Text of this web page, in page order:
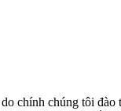
chính chúng tôi đào